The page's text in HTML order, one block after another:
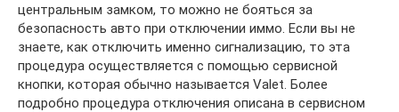
центральным замком, то можно не бояться за
безопасность авто при отключении иммо. Если вы не
знаете, как отключить именно сигнализацию, то эта
процедура осуществляется с помощью сервисной
кнопки, которая обычно называется Valet. Более
подробно процедура отключения описана в сервисном